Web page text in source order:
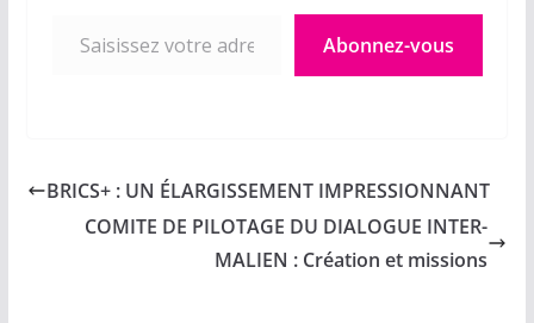
Abonnez-vous
BRICS+ : UN ÉLARGISSEMENT IMPRESSIONNANT
COMITE DE PILOTAGE DU DIALOGUE INTER-
MALIEN : Création et missions